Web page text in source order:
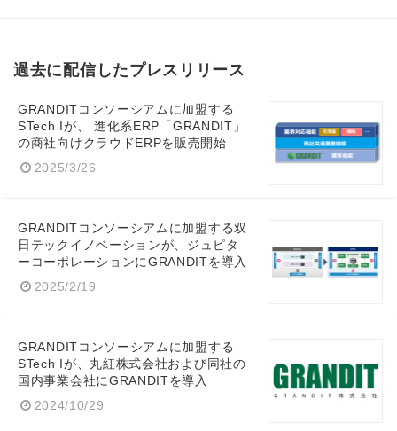
過去に配信したプレスリリース
GRANDITコンソーシアムに加盟する
STech Iが、 進化系ERP「GRANDIT」
の商社向けクラウドERPを販売開始
2025/3/26
GRANDITコンソーシアムに加盟する双
日テックイノベーションが、ジュピタ
ーコーポレーションにGRANDITを導入
2025/2/19
GRANDITコンソーシアムに加盟する
STech Iが、丸紅株式会社および同社の
国内事業会社にGRANDITを導入
2024/10/29